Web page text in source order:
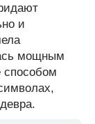
и
мощным
способом